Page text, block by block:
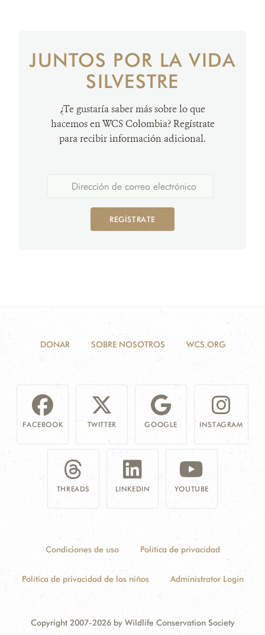
JUNTOS POR LA VIDA
SILVESTRE
¿Te gustaría saber más sobre lo que
hacemos en WCS Colombia? Regístrate
para recibir información adicional.
REGÍSTRATE
DONAR SOBRE NOSOTROS WCS.ORG
FACEBOOK TWITTER GOOGLE INSTAGRAM
THREADS LINKEDIN YOUTUBE
Condiciones de uso Política de privacidad
Política de privacidad de los niños Administrator Login
Copyright 2007-2026 by Wildlife Conservation Society